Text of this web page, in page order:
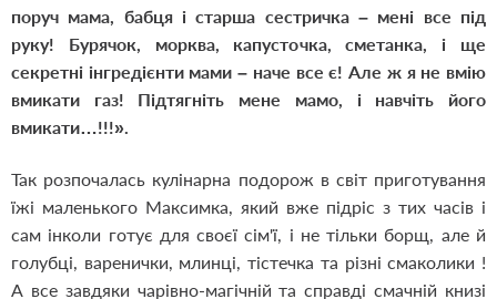
поруч мама, бабця і старша сестричка – мені все під
руку! Бурячок, морква, капусточка, сметанка, і ще
секретні інгредієнти мами – наче все є! Але ж я не вмію
вмикати газ! Підтягніть мене мамо, і навчіть його
вмикати…!!!».
Так розпочалась кулінарна подорож в світ приготування
їжі маленького Максимка, який вже підріс з тих часів і
сам інколи готує для своєї сім'ї, і не тільки борщ, але й
голубці, варенички, млинці, тістечка та різні смаколики !
А все завдяки чарівно-магічній та справді смачній книзі